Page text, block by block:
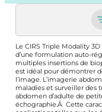
Le CIRS Triple Modality
d’une formulation auto-
multiples insertions de
est idéal pour démontrer
l’image. L’imagerie
maladies et surveiller des
abdomen d’adulte de
échographie.Â Cette